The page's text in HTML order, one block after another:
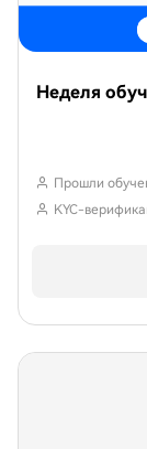
Неделя
Прошли
KYC-